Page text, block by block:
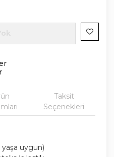
Taksit
Seçenekleri
uygun)